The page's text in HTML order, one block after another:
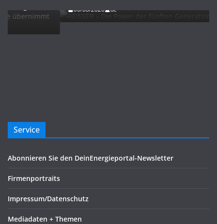
06/08/2026 dc
Service
Abonnieren Sie den DeinEnergieportal-Newsletter
Firmenportraits
Impressum/Datenschutz
Mediadaten + Themen